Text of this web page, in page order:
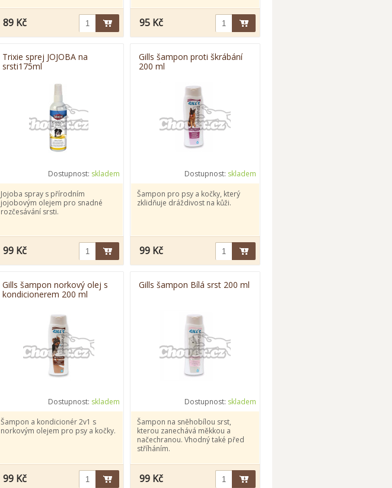
89 Kč 95 Kč
Trixie sprej JOJOBA na
srsti175ml
Dostupnost: skladem
Jojoba spray s přírodním
jojobovým olejem pro snadné
rozčesávání srsti.
99 Kč
Gills šampon proti škrábání
200 ml
Dostupnost: skladem
Šampon pro psy a kočky, který
zklidňuje dráždivost na kůži.
99 Kč
Gills šampon norkový olej s
kondicionerem 200 ml
Dostupnost: skladem
Šampon a kondicionér 2v1 s
norkovým olejem pro psy a kočky.
99 Kč
Gills šampon Bílá srst 200 ml
Dostupnost: skladem
Šampon na sněhobílou srst,
kterou zanechává měkkou a
načechranou. Vhodný také před
stříháním.
99 Kč